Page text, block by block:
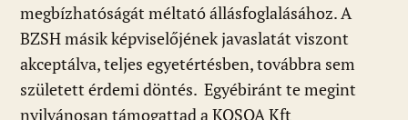
megbízhatóságát méltató állásfoglalásához. A
BZSH másik képviselőjének javaslatát viszont
akceptálva, teljes egyetértésben, továbbra sem
született érdemi döntés. Egyébiránt te megint
nyilvánosan támogattad a KOSOA Kft